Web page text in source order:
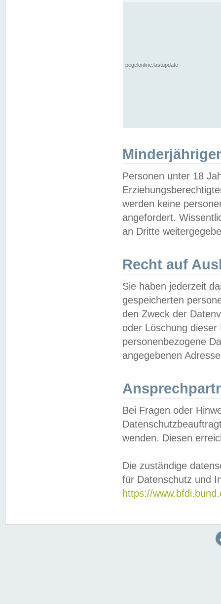
pegelonline.lastupdate
Personen unter 18
werden keine
angefordert.
an Dritte
Recht auf
Sie haben jederzeit
gespeicherten
den Zweck der
oder Löschung
personenbezogene
angegebenen
Bei Fragen oder
wenden. Diesen
Die zuständige
für Datenschutz und
https://